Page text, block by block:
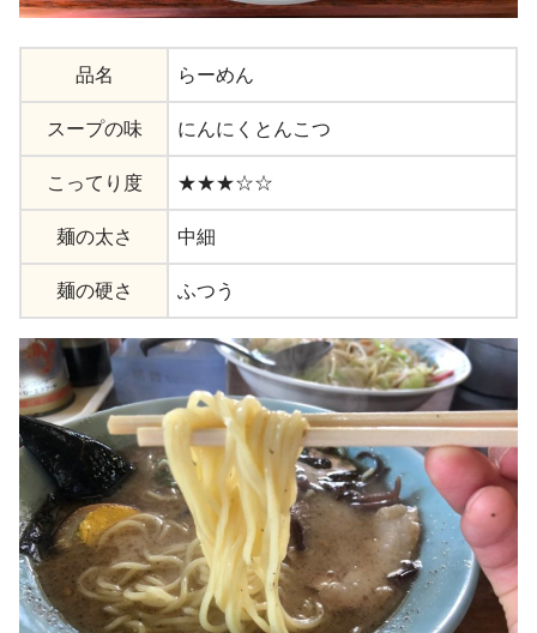
品名 らーめん
スープの味 にんにくとんこつ
こってり度 ★★★☆☆
麺の太さ 中細
麺の硬さ ふつう